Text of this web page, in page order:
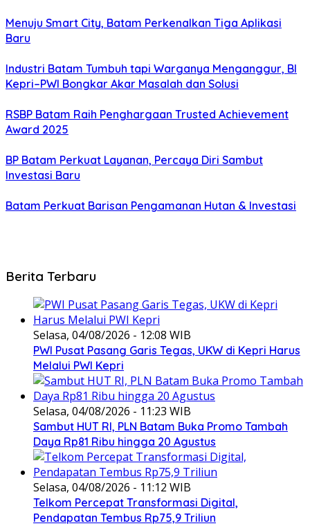
Menuju Smart City, Batam Perkenalkan Tiga Aplikasi
Baru
Industri Batam Tumbuh tapi Warganya Menganggur, BI
Kepri–PWI Bongkar Akar Masalah dan Solusi
RSBP Batam Raih Penghargaan Trusted Achievement
Award 2025
BP Batam Perkuat Layanan, Percaya Diri Sambut
Investasi Baru
Batam Perkuat Barisan Pengamanan Hutan & Investasi
Berita Terbaru
Selasa, 04/08/2026 - 12:08 WIB
PWI Pusat Pasang Garis Tegas, UKW di Kepri Harus
Melalui PWI Kepri
Selasa, 04/08/2026 - 11:23 WIB
Sambut HUT RI, PLN Batam Buka Promo Tambah
Daya Rp81 Ribu hingga 20 Agustus
Selasa, 04/08/2026 - 11:12 WIB
Telkom Percepat Transformasi Digital,
Pendapatan Tembus Rp75,9 Triliun